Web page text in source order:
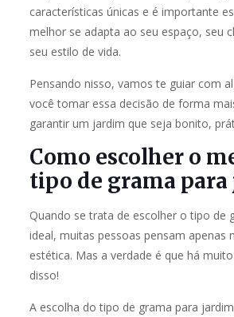
características únicas e é importante
melhor se adapta ao seu espaço, seu
seu estilo de vida.
Pensando nisso, vamos te guiar com
você tomar essa decisão de forma
garantir um jardim que seja bonito,
Como escolher o
tipo de grama
Quando se trata de escolher o tipo de
ideal, muitas pessoas pensam apenas
estética. Mas a verdade é que há
disso!
A escolha do tipo de grama para